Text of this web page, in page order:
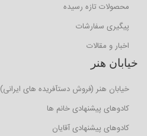
محصولات تازه رسیده
پیگیری سفارشات
اخبار و مقالات
خیابان هنر
خیابان هنر (فروش دستآفریده های ایرانی)
کادوهای پیشنهادی خانم ها
کادوهای پیشنهادی آقایان